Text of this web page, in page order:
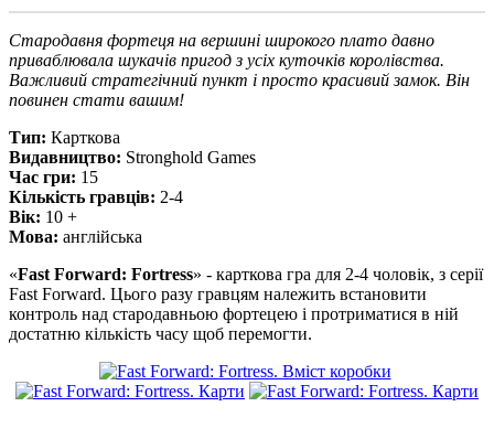
Стародавня фортеця на вершині широкого плато давно
приваблювала шукачів пригод з усіх куточків королівства.
Важливий стратегічний пункт і просто красивий замок. Він
повинен стати вашим!
Тип: Карткова
Видавництво: Stronghold Games
Час гри: 15
Кiлькiсть гравцiв: 2-4
Вiк: 10 +
Мова: англійська
«Fast Forward: Fortress» - карткова гра для 2-4 чоловік, з серії
Fast Forward. Цього разу гравцям належить встановити
контроль над стародавньою фортецею і протриматися в ній
достатню кількість часу щоб перемогти.